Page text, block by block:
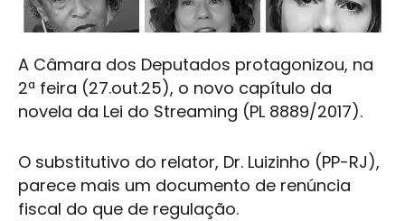
A Câmara dos Deputados protagonizou, na
2ª feira (27.out.25), o novo capítulo da
novela da Lei do Streaming (PL 8889/2017).
O substitutivo do relator, Dr. Luizinho (PP-RJ),
parece mais um documento de renúncia
fiscal do que de regulação.